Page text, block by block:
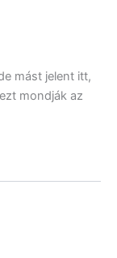
mást jelent itt,
mondják az